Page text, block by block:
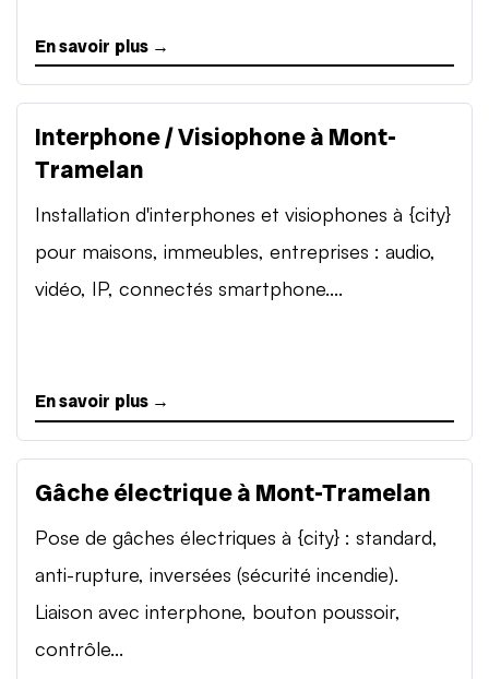
En savoir plus →
Interphone / Visiophone à Mont-
Tramelan
Installation d'interphones et visiophones à {city}
pour maisons, immeubles, entreprises : audio,
vidéo, IP, connectés smartphone....
En savoir plus →
Gâche électrique à Mont-Tramelan
Pose de gâches électriques à {city} : standard,
anti-rupture, inversées (sécurité incendie).
Liaison avec interphone, bouton poussoir,
contrôle...